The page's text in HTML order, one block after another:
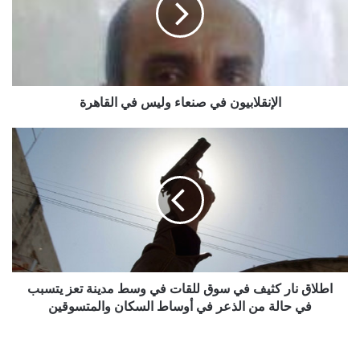
الإنقلابيون في صنعاء وليس في القاهرة
وسط
مدينة
اطلاق نار كثيف في سوق للقات في وسط مدينة تعز يتسبب
في حالة من الذعر في أوساط السكان والمتسوقين